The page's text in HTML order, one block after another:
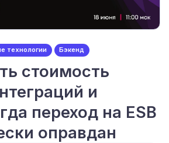
технологии Бэкенд
стоимость
и
переход на ESB
оправдан